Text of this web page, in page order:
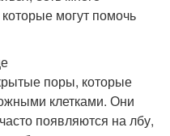
могут помочь
поры, которые
клетками. Они
появляются на лбу,